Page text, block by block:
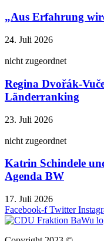
„Aus Erfahrung
24. Juli 2026
nicht zugeordnet
Regina Dvořák-
Länderranking
23. Juli 2026
nicht zugeordnet
Katrin Schindele
Agenda BW
17. Juli 2026
Facebook-f Twitter